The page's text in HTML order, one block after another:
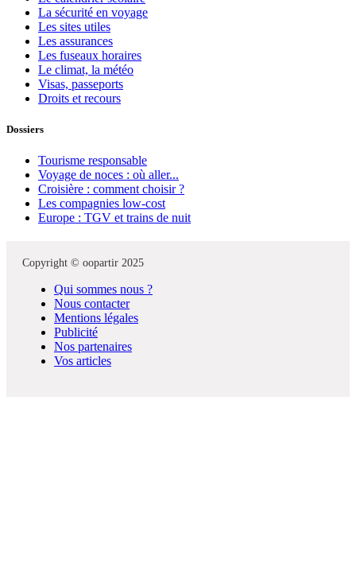
La sécurité en voyage
Les sites utiles
Les assurances
Les fuseaux horaires
Le climat, la météo
Visas, passeports
Droits et recours
Dossiers
Tourisme responsable
Voyage de noces : où aller...
Croisière : comment choisir ?
Les compagnies low-cost
Europe : TGV et trains de nuit
Copyright © oopartir 2025
Qui sommes nous ?
Nous contacter
Mentions légales
Publicité
Nos partenaires
Vos articles